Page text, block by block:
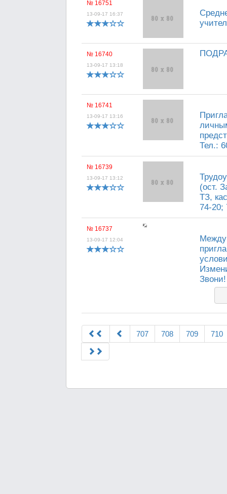
№ 16751
13-09-17 16:37
№ 16740
13-09-17 13:18
№ 16741
13-09-17 13:16
Тел.:
№ 16739
13-09-17 13:12
(ост.
ТЗ,
74-20;
№ 16737
13-09-17 12:04
707 708 709 710